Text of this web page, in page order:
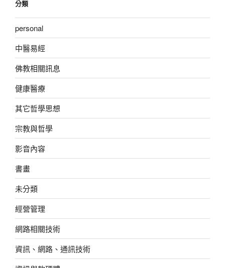
分類
personal
中醫易經
佛教相關訊息
健康醫療
其它哲學思想
宗教與哲學
影音內容
書畫
未分類
經營管理
網路相關技術
資訊、網路、通訊技術